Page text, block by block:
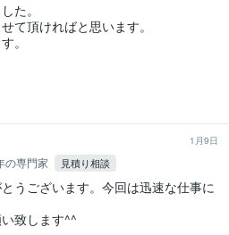
た。
て頂ければと思います。
。
1月9日
の専門家 見積り相談
うございます。今回は迅速な仕事に
致します^^